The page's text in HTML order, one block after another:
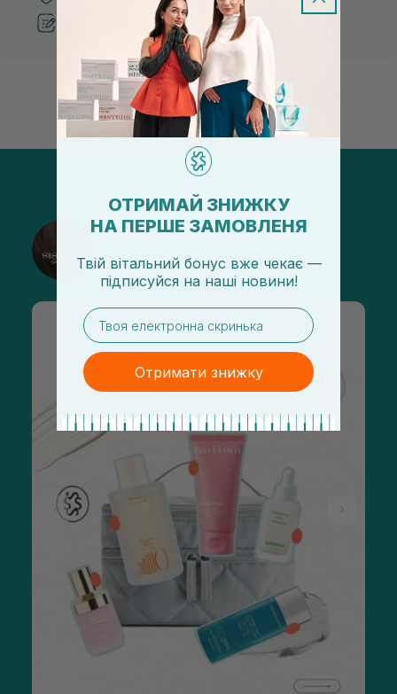
Рекомендации от косметологов
@sisters_stelmakh в Instagram
Подписаться
ОТРИМАЙ ЗНИЖКУ
НА ПЕРШЕ ЗАМОВЛЕНЯ
Твій вітальний бонус вже чекає —
підписуйся на наші новини!
email
Отримати знижку